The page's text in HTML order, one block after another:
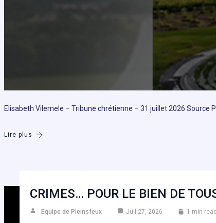
Elisabeth Vilemele – Tribune chrétienne – 31 juillet 2026 Source
Lire plus
CRIMES… POUR LE BIEN DE
Equipe de Pleinsfeux Juil 27, 2026 1 min read